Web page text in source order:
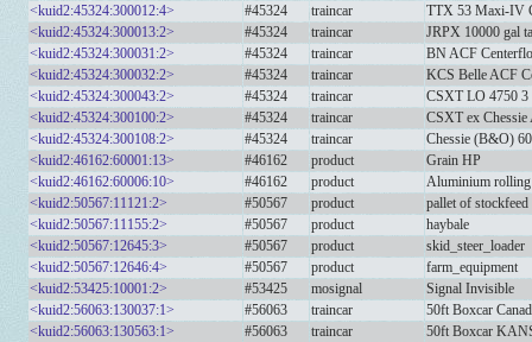
<kuid2:45324:300012:4>
#45324 traincar
TTX 53 Maxi-IV
<kuid2:45324:300013:2>
#45324 traincar
JRPX 10000 gal
<kuid2:45324:300031:2>
#45324 traincar
BN ACF
<kuid2:45324:300032:2>
#45324 traincar
KCS Belle ACF
<kuid2:45324:300043:2>
#45324 traincar
CSXT LO 4750 3
<kuid2:45324:300100:2>
#45324 traincar
CSXT ex
<kuid2:45324:300108:2>
#45324 traincar
Chessie (B&O)
<kuid2:46162:60001:13>
#46162 product
Grain HP
<kuid2:46162:60006:10>
#46162 product
Aluminium
<kuid2:50567:11121:2>
#50567 product
pallet of stockfeed
<kuid2:50567:11155:2>
#50567 product
haybale
<kuid2:50567:12645:3>
#50567 product
skid_steer_loader
<kuid2:50567:12646:4>
#50567 product
farm_equipment
<kuid2:53425:10001:2>
#53425 mosignal
Signal Invisible
<kuid2:56063:130037:1>
#56063 traincar
50ft Boxcar
<kuid2:56063:130563:1>
#56063 traincar
50ft Boxcar